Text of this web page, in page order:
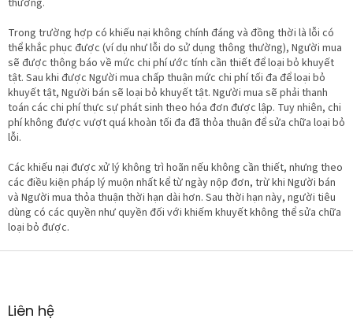
Trong trường hợp có khiếu nại không chính đáng và đồng thời là lỗi có
thể khắc phục được (ví dụ như lỗi do sử dụng thông thường), Người mua
sẽ được thông báo về mức chi phí ước tính cần thiết để loại bỏ khuyết
tật. Sau khi được Người mua chấp thuận mức chi phí tối đa để loại bỏ
khuyết tật, Người bán sẽ loại bỏ khuyết tật. Người mua sẽ phải thanh
toán các chi phí thực sự phát sinh theo hóa đơn được lập. Tuy nhiên, chi
phí không được vượt quá khoàn tối đa đã thỏa thuận để sửa chữa loại bỏ
lỗi.
Các khiếu nại được xử lý không trì hoãn nếu không cần thiết, nhưng theo
các điều kiện pháp lý muộn nhất kể từ ngày nộp đơn, trừ khi Người bán
và Người mua thỏa thuận thời hạn dài hơn. Sau thời hạn này, người tiêu
dùng có các quyền như quyền đối với khiếm khuyết không thể sửa chữa
loại bỏ được.
C
nLiên hệ